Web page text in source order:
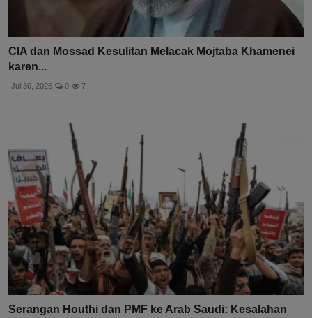
CIA dan Mossad Kesulitan Melacak Mojtaba Khamenei
karen...
Jul 30, 2026 0 7
Serangan Houthi dan PMF ke Arab Saudi: Kesalahan